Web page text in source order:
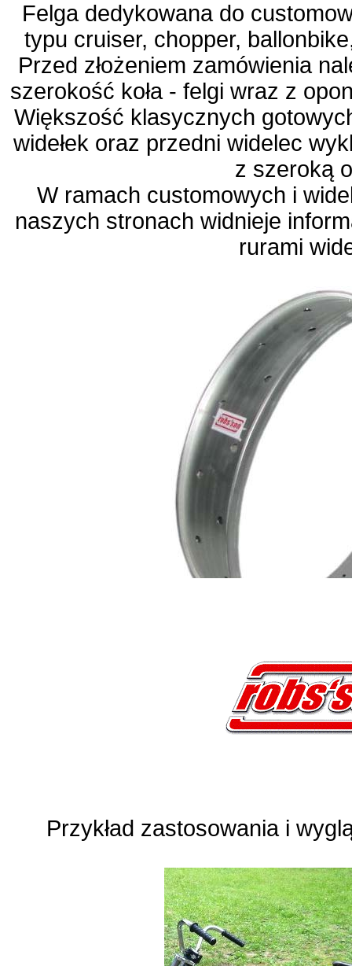
Felga dedykowana do
typu cruiser, chopper,
Przed złożeniem zamówienia
szerokość koła - felgi wraz z
Większość klasycznych
widełek oraz przedni widelec
z szeroką
W ramach customowych i
naszych stronach widnieje
rurami
Przykład zastosowania i